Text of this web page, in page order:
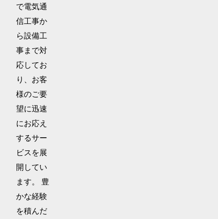
で電気通
信工事か
ら設備工
事まで対
応してお
り、お客
様のご要
望に迅速
にお応え
するサー
ビスを展
開してい
ます。 豊
かな経験
を積んだ